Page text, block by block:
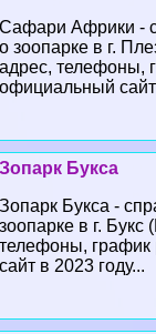
Сафари Африки -
о зоопарке в г.
адрес, телефоны,
официальный сайт
Зопарк Букса
Зопарк Букса -
зоопарке в г.
телефоны,
сайт в 2023 году...